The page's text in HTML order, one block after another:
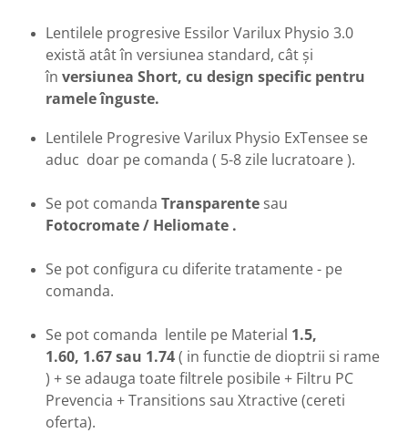
Lentilele progresive Essilor Varilux Physio 3.0
există atât în versiunea standard, cât și
în versiunea Short, cu design specific pentru
ramele înguste.
Lentilele Progresive Varilux Physio ExTensee se
aduc doar pe comanda ( 5-8 zile lucratoare ).
Se pot comanda Transparente sau
Fotocromate / Heliomate .
Se pot configura cu diferite tratamente - pe
comanda.
Se pot comanda lentile pe Material 1.5,
1.60, 1.67 sau 1.74( in functie de dioptrii si rame
) + se adauga toate filtrele posibile + Filtru PC
Prevencia + Transitions sau Xtractive (cereti
oferta).